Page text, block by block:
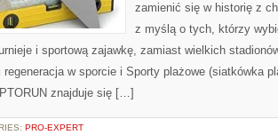
zamienić się w historię z
z myślą o tych, którzy
i sportową zajawkę, zamiast wielkich
regeneracja w sporcie i Sporty plażowe (siatkówka
znajduje się […]
PRO-EXPERT